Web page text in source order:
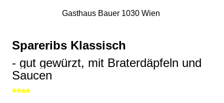
Gasthaus Bauer 1030 Wien
Spareribs Klassisch
- gut gewürzt, mit Braterdäpfeln und
Saucen
****